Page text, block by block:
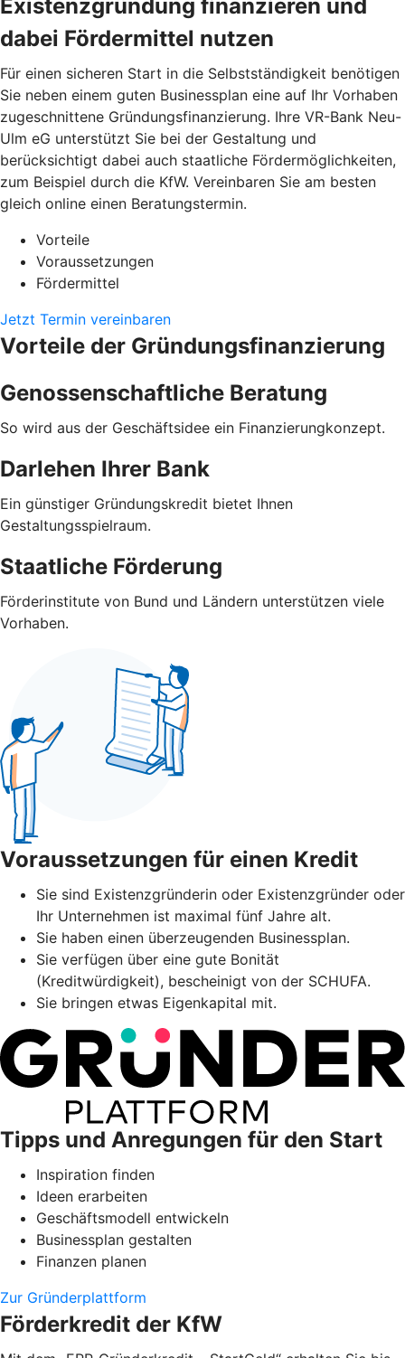
Existenzgründung finanzieren und
dabei Fördermittel nutzen
Für einen sicheren Start in die Selbstständigkeit benötigen
Sie neben einem guten Businessplan eine auf Ihr Vorhaben
zugeschnittene Gründungsfinanzierung. Ihre VR-Bank Neu-
Ulm eG unterstützt Sie bei der Gestaltung und
berücksichtigt dabei auch staatliche Fördermöglichkeiten,
zum Beispiel durch die KfW. Vereinbaren Sie am besten
gleich online einen Beratungstermin.
Vorteile
Voraussetzungen
Fördermittel
Jetzt Termin vereinbaren
Vorteile der Gründungsfinanzierung
Genossenschaftliche Beratung
So wird aus der Geschäftsidee ein Finanzierungkonzept.
Darlehen Ihrer Bank
Ein günstiger Gründungskredit bietet Ihnen
Gestaltungsspielraum.
Staatliche Förderung
Förderinstitute von Bund und Ländern unterstützen viele
Vorhaben.
Voraussetzungen für einen Kredit
Sie sind Existenzgründerin oder Existenzgründer oder
Ihr Unternehmen ist maximal fünf Jahre alt.
Sie haben einen überzeugenden Businessplan.
Sie verfügen über eine gute Bonität
(Kreditwürdigkeit), bescheinigt von der SCHUFA.
Sie bringen etwas Eigenkapital mit.
Tipps und Anregungen für den Start
Inspiration finden
Ideen erarbeiten
Geschäftsmodell entwickeln
Businessplan gestalten
Finanzen planen
Zur Gründerplattform
Förderkredit der KfW